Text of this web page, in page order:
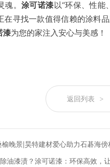
。 涂可诺漆以“环保、性能
在寻找一款值得信赖的涂料
漆为您的家注入安心与美感！
返回列表 >
晚景|昊特建材爱心助力石碁海傍
油漆渍？涂可诺漆：环保高效，